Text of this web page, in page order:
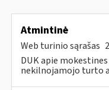
Atmintinė
Web turinio sąrašas
DUK apie
nekilnojamojo turto